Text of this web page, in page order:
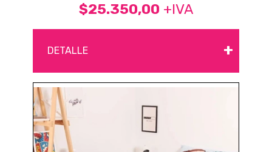
$25.350,00 +IVA
DETALLE +